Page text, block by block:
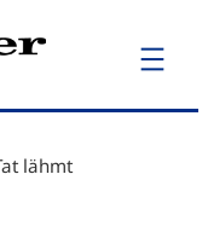
lähmt